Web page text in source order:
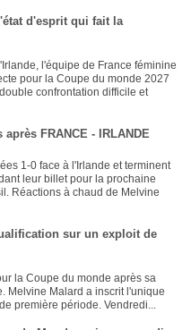
d'esprit qui fait la
l'équipe de France féminine
pour la Coupe du monde 2027
confrontation difficile et
FRANCE - IRLANDE
1-0 face à l'Irlande et terminent
leur billet pour la prochaine
Réactions à chaud de Melvine
sur un exploit de
la Coupe du monde après sa
Melvine Malard a inscrit l'unique
première période. Vendredi...